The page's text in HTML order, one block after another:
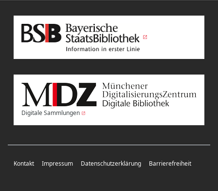
Digitale Sammlungen
Kontakt Impressum Datenschutzerklärung Barrierefreiheit